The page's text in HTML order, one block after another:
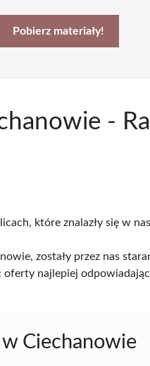
Pobierz materiały!
-
które znalazły się w
zostały przez nas
oferty najlepiej
Ciechanowie